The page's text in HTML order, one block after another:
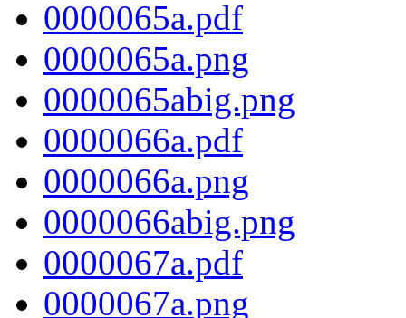
0000065a.pdf
0000065a.png
0000065abig.png
0000066a.pdf
0000066a.png
0000066abig.png
0000067a.pdf
0000067a.png